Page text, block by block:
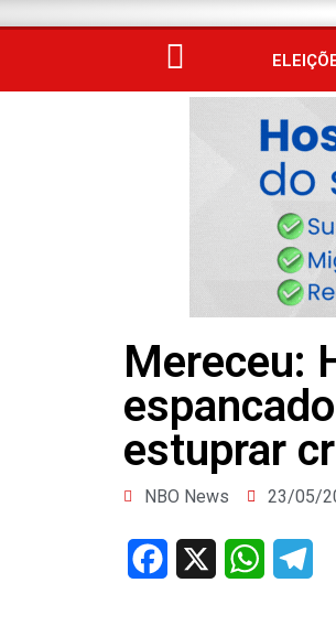
Mereceu:
estuprar
NBO News 23/05/
Facebook WhatsApp